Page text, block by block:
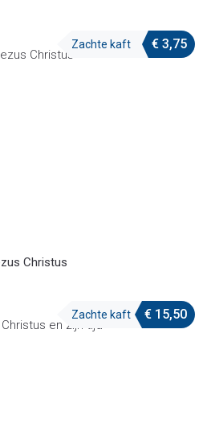
Christus
Zachte kaft € 3,75
Zachte kaft € 15,50